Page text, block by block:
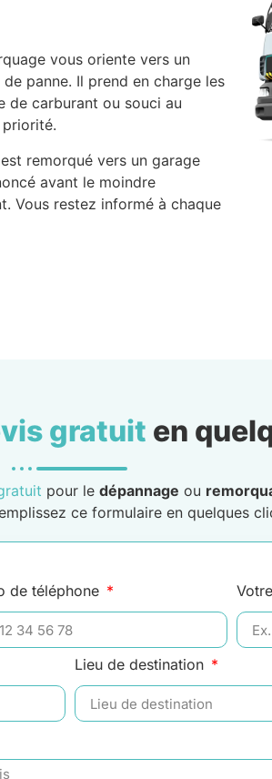
vous oriente vers un
panne. Il prend en charge les
de carburant ou souci au
remorqué vers un garage
avant le moindre
Vous restez informé à chaque
gratuit en
pour le dépannage ou
ce formulaire en quelques
de téléphone
Lieu de destination